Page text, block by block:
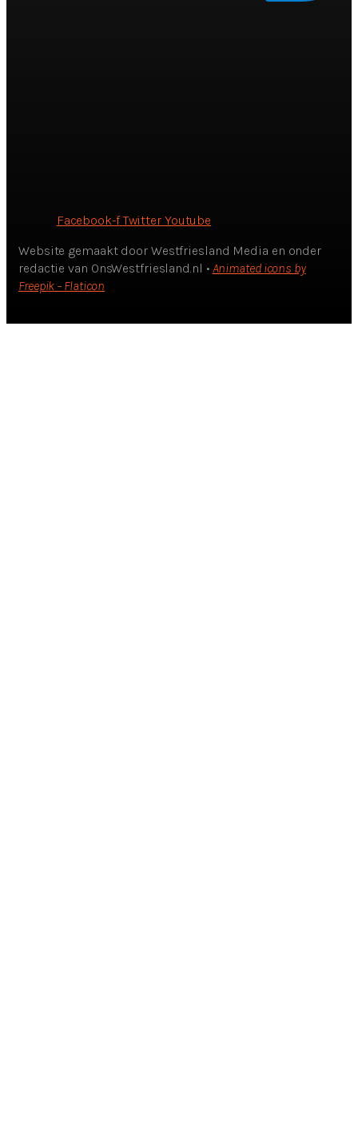
Facebook-f Twitter Youtube
Website gemaakt door Westfriesland Media en onder
redactie van OnsWestfriesland.nl • Animated icons by
Freepik – Flaticon